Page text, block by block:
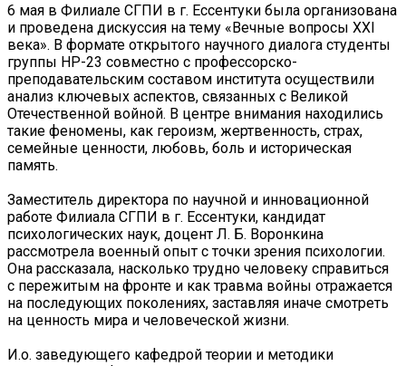
6 мая в Филиале СГПИ в г. Ессентуки была организована
и проведена дискуссия на тему «Вечные вопросы XXI
века». В формате открытого научного диалога студенты
группы НР-23 совместно с профессорско-
преподавательским составом института осуществили
анализ ключевых аспектов, связанных с Великой
Отечественной войной. В центре внимания находились
такие феномены, как героизм, жертвенность, страх,
семейные ценности, любовь, боль и историческая
память.
Заместитель директора по научной и инновационной
работе Филиала СГПИ в г. Ессентуки, кандидат
психологических наук, доцент Л. Б. Воронкина
рассмотрела военный опыт с точки зрения психологии.
Она рассказала, насколько трудно человеку справиться
с пережитым на фронте и как травма войны отражается
на последующих поколениях, заставляя иначе смотреть
на ценность мира и человеческой жизни.
И.о. заведующего кафедрой теории и методики